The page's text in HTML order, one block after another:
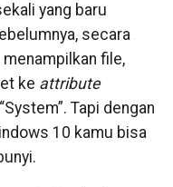
yang baru
secara
file,
ke attribute
Tapi dengan
10 kamu bisa